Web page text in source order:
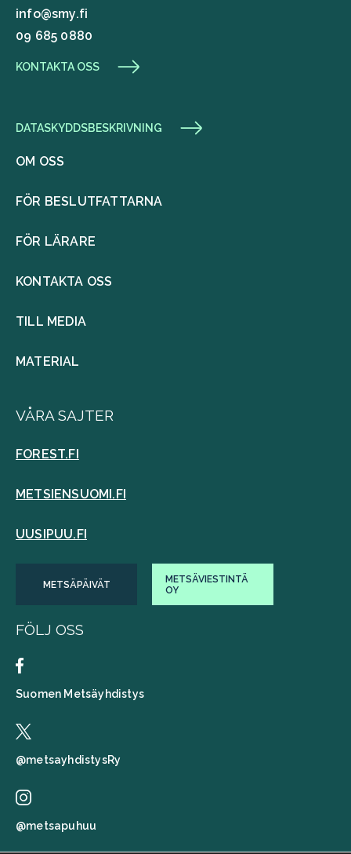
info@smy.fi
09 685 0880
KONTAKTA OSS
DATASKYDDSBESKRIVNING
OM OSS
FÖR BESLUTFATTARNA
FÖR LÄRARE
KONTAKTA OSS
TILL MEDIA
MATERIAL
VÅRA SAJTER
FOREST.FI
METSIENSUOMI.FI
UUSIPUU.FI
METSÄPÄIVÄT
METSÄVIESTINTÄ
OY
FÖLJ OSS
Suomen Metsäyhdistys
@metsayhdistysRy
@metsapuhuu